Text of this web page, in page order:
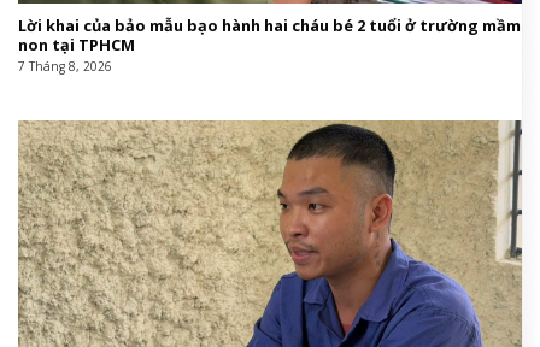
Lời khai của bảo mẫu bạo hành hai cháu bé 2 tuổi ở trường mầm
non tại TPHCM
7 Tháng 8, 2026